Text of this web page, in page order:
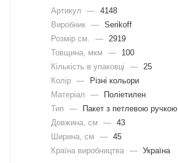
Артикул — 4148
Виробник — Serikoff
Розмір см.
—
2919
Товщина, мкм
—
100
Кількість в упаковці
—
25
Колір —
Різні кольори
Матеріал
—
Поліетилен
Тип
—
Пакет з петлевою ручкою
Довжина, cм
— 43
Ширина, cм
— 45
Країна виробництва — Україна